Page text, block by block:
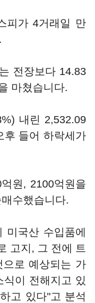
피가 4거래일 만
전장보다 14.83
마쳤습니다.
내린 2,532.09
후 들어 하락세가
원, 2100억원을
수했습니다.
미국산 수입품에
고지, 그 전에 트
로 예상되는 가
이 전해지고 있
고 있다"고 분석